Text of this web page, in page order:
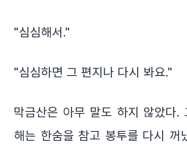
"심심해서."
"심심하면 그 편지나 다시 봐요."
막금산은 아무 말도 하지 않았다.
해는 한숨을 참고 봉투를 다시 꺼